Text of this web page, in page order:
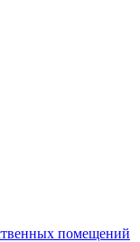
помещений